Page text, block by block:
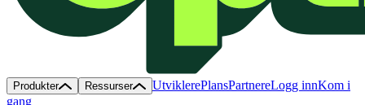
Produkter Ressurser UtviklerePlansPartnereLogg innKom i
gang